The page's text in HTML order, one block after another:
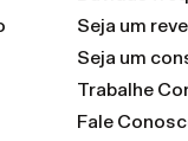
Seja um
Seja um
Trabalhe
Fale